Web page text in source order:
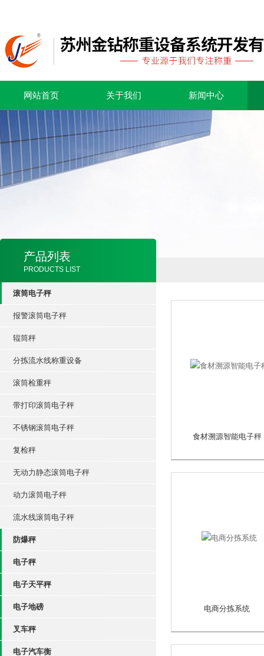
网站首页 关于我们 新闻中心
产品列表
PRODUCTS LIST
滚筒电子秤
报警滚筒电子秤
辊筒秤
分拣流水线称重设备
滚筒检重秤
带打印滚筒电子秤
不锈钢滚筒电子秤
复检秤
无动力静态滚筒电子秤
动力滚筒电子秤
流水线滚筒电子秤
防爆秤
电子秤
电子天平秤
电子地磅
叉车秤
电子汽车衡
食材溯源智能电子秤
电商分拣系统